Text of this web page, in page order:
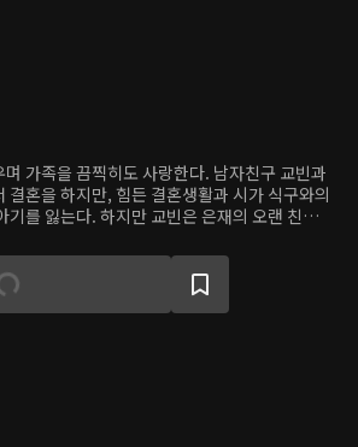
가족을 끔찍히도 사랑한다. 남자친구 교빈과
결혼을 하지만, 힘든 결혼생활과 시가 식구와의
를 잃는다. 하지만 교빈은 은재의 오랜 친구이
빠뜨린다. 믿었던 사람들에게 모두 배신당하고
재는 민현주 사장의 도움으로 목숨을 건지고 새
장의 딸 소희가 된 은재는 교빈과 애리, 교빈의